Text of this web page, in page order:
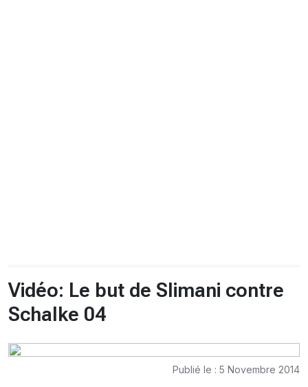
Vidéo: Le but de Slimani contre
Schalke 04
Publié le : 5 Novembre 2014